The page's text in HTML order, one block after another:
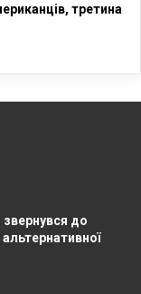
третина
звернувся до